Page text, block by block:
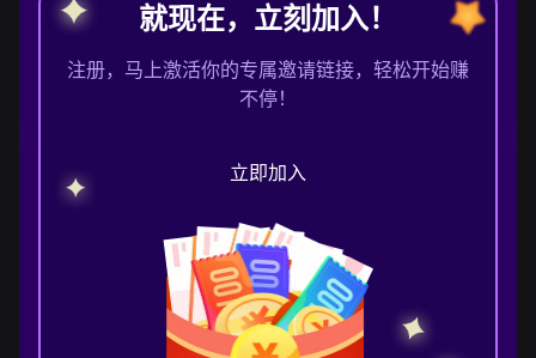
就现在，立刻加入！
注册，马上激活你的专属邀请链接，轻松开始赚
不停！
立即加入